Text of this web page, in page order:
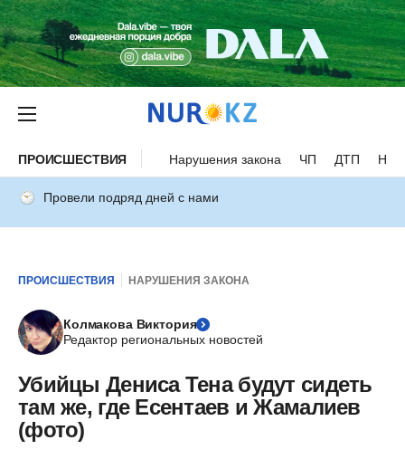
ПРОИСШЕСТВИЯ Нарушения закона ЧП ДТП
Провели подряд дней с нами
ПРОИСШЕСТВИЯ НАРУШЕНИЯ ЗАКОНА
Колмакова Виктория
Редактор региональных новостей
Убийцы Дениса Тена будут сидеть
там же, где Есентаев и Жамалиев
(фото)